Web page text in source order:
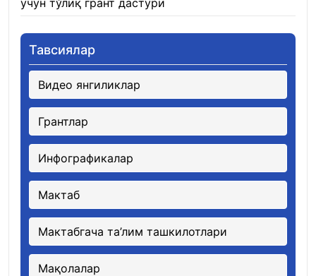
учун тўлиқ грант дастури
Тавсиялар
Видео янгиликлар
Грантлар
Инфографикалар
Мактаб
Мактабгача та’лим ташкилотлари
Мақолалар